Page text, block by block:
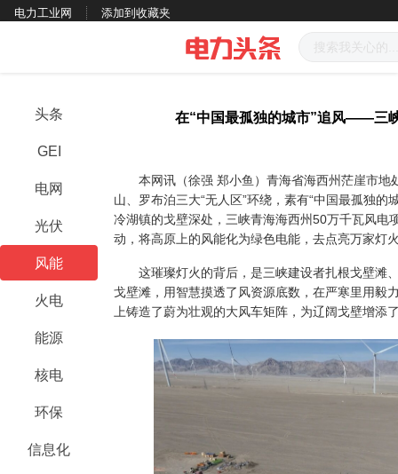
电力工业网 添加到收藏夹
头条
GEI
电网
光伏
风能
火电
能源
核电
环保
信息化
在“中国最孤独的城市”追风——三
本网讯（徐强 郑小鱼）青海省海西州茫崖市地
山、罗布泊三大“无人区”环绕，素有“中国最孤独
冷湖镇的戈壁深处，三峡青海海西州50万千瓦风电
动，将高原上的风能化为绿色电能，去点亮万家灯
这璀璨灯火的背后，是三峡建设者扎根戈壁滩
戈壁滩，用智慧摸透了风资源底数，在严寒里用毅
上铸造了蔚为壮观的大风车矩阵，为辽阔戈壁增添